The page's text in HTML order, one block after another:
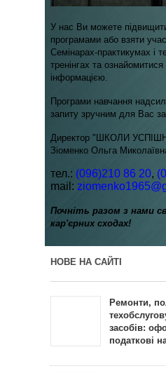
У нас Ви можете
програмами або взяти
Семінарах-практикумах і
тренінгах та
інформацією.
Програми навчання
запиту зручним для Вас
Директор "ШКОЛИ
Зіоменко Ольга
тел.: (096)210 86 20,
mail:
Почніть разом з нами
кар'єрних сходах!
НОВЕ НА САЙТІ
Ремонти,
засобів:
податкові